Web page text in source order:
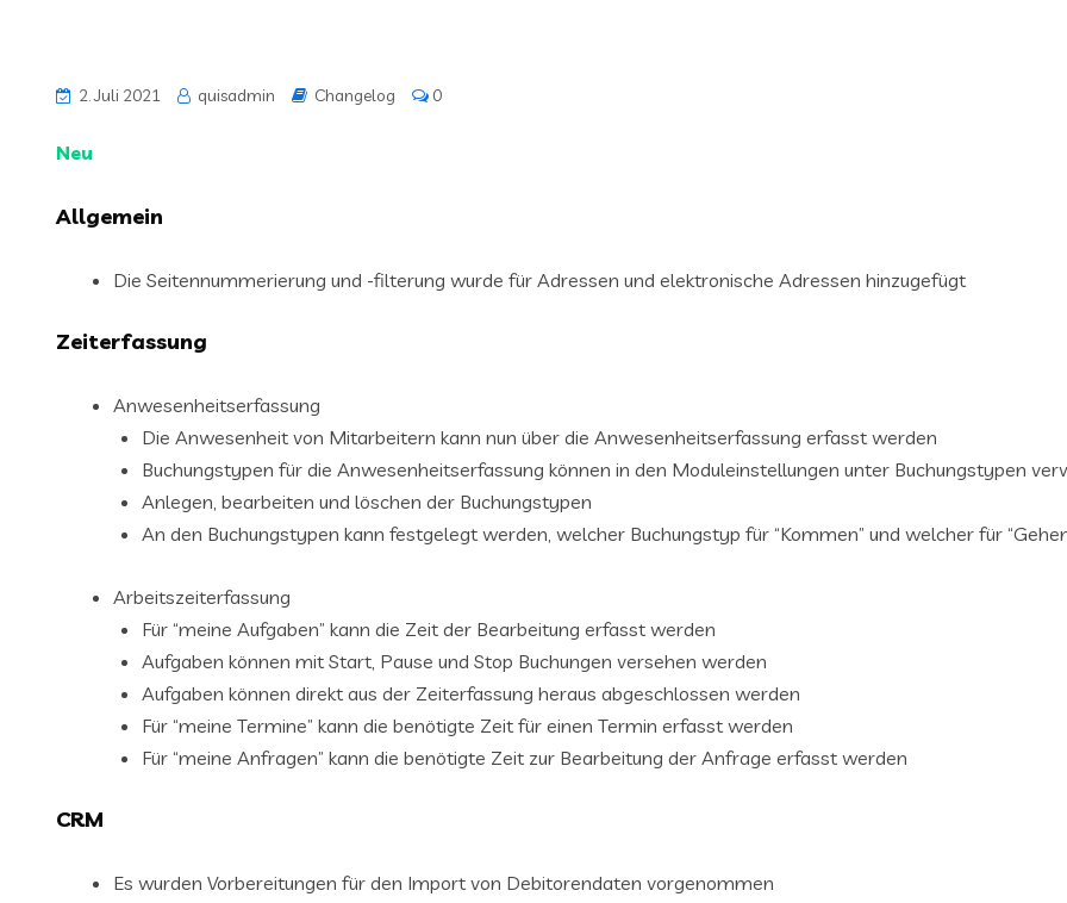
2. Juli 2021 quisadmin Changelog 0
Neu
Allgemein
Die Seitennummerierung und -filterung wurde für Adressen und elektronische Adressen hinzugefügt
Zeiterfassung
Anwesenheitserfassung
Die Anwesenheit von Mitarbeitern kann nun über die Anwesenheitserfassung erfasst werden
Buchungstypen für die Anwesenheitserfassung können in den Moduleinstellungen unter Buchungstypen
Anlegen, bearbeiten und löschen der Buchungstypen
An den Buchungstypen kann festgelegt werden, welcher Buchungstyp für “Kommen” und welcher für
Arbeitszeiterfassung
Für “meine Aufgaben” kann die Zeit der Bearbeitung erfasst werden
Aufgaben können mit Start, Pause und Stop Buchungen versehen werden
Aufgaben können direkt aus der Zeiterfassung heraus abgeschlossen werden
Für “meine Termine” kann die benötigte Zeit für einen Termin erfasst werden
Für “meine Anfragen” kann die benötigte Zeit zur Bearbeitung der Anfrage erfasst werden
CRM
Es wurden Vorbereitungen für den Import von Debitorendaten vorgenommen